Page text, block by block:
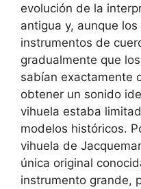
evolución de la
antigua y, aunque
instrumentos de
gradualmente que
sabían exactamente
obtener un sonido
vihuela estaba
modelos históricos.
vihuela de
única original
instrumento grande,